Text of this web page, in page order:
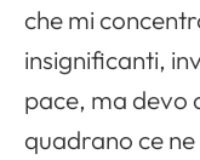
che mi
insignificanti,
pace, ma devo
quadrano ce